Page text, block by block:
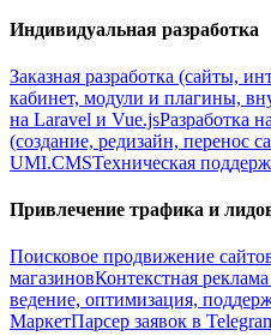
Индивидуальная разработка
Заказная разработка (сайты,
кабинет, модули и плагины,
на Laravel и Vue.jsРазработка
(создание, редизайн, перенос
UMI.CMSТехническая
Привлечение трафика и
Поисковое продвижение
магазиновКонтекстная
ведение, оптимизация,
МаркетПарсер заявок в